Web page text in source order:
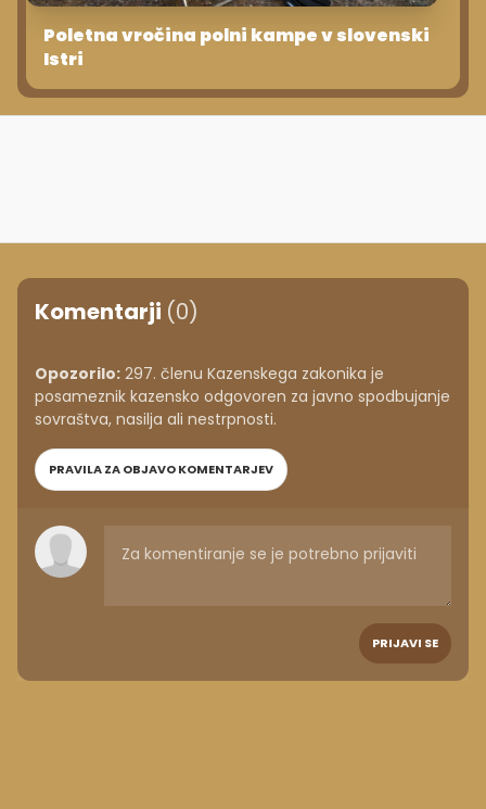
Poletna vročina polni kampe v slovenski
Istri
Komentarji (0)
Opozorilo: 297. členu Kazenskega zakonika je
posameznik kazensko odgovoren za javno spodbujanje
sovraštva, nasilja ali nestrpnosti.
PRAVILA ZA OBJAVO KOMENTARJEV
PRIJAVI SE